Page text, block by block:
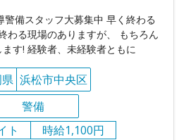
警備スタッフ大募集中 早く終わる
わる現場のありますが、 もちろん
す! 経験者、未経験者ともに
浜松市中央区
警備
ト
時給1,100円